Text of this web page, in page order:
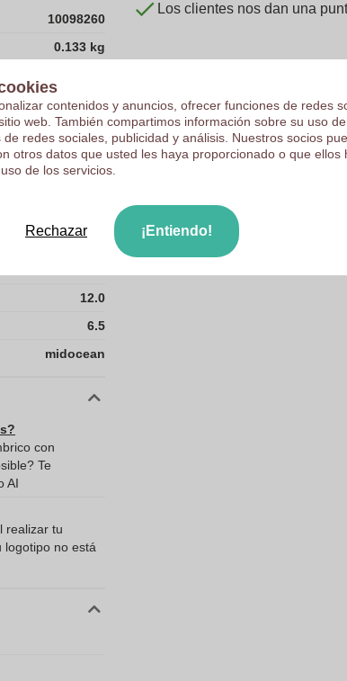
10098260
0.133 kg
6.5 cm
0.9 cm
12 cm
0.133
12.0
6.5
midocean
con
Te
AI
realizar tu
logotipo no está
Los clientes nos dan una
contenidos y anuncios, ofrecer funciones de redes
web. También compartimos información sobre su uso
redes sociales, publicidad y análisis. Nuestros socios
otros datos que usted les haya proporcionado o que ellos
de los servicios.
Rechazar ¡Entiendo!